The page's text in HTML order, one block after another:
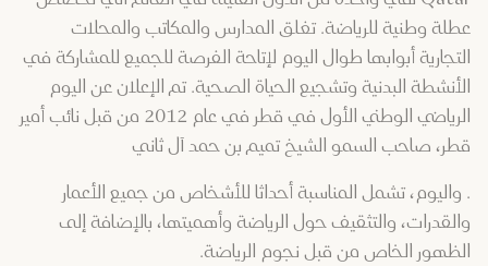
عطلة وطنية للرياضة. تغلق المدارس والمكاتب والمحلات
التجارية أبوابها طوال اليوم لإتاحة الفرصة للجميع للمشاركة في
الأنشطة البدنية وتشجيع الحياة الصحية. تم الإعلان عن اليوم
الرياضي الوطني الأول في قطر في عام 2012 من قبل نائب أمير
قطر، صاحب السمو الشيخ تميم بن حمد آل ثاني
. واليوم، تشمل المناسبة أحداثا للأشخاص من جميع الأعمار
والقدرات، والتثقيف حول الرياضة وأهميتها، بالإضافة إلى
الظهور الخاص من قبل نجوم الرياضة.